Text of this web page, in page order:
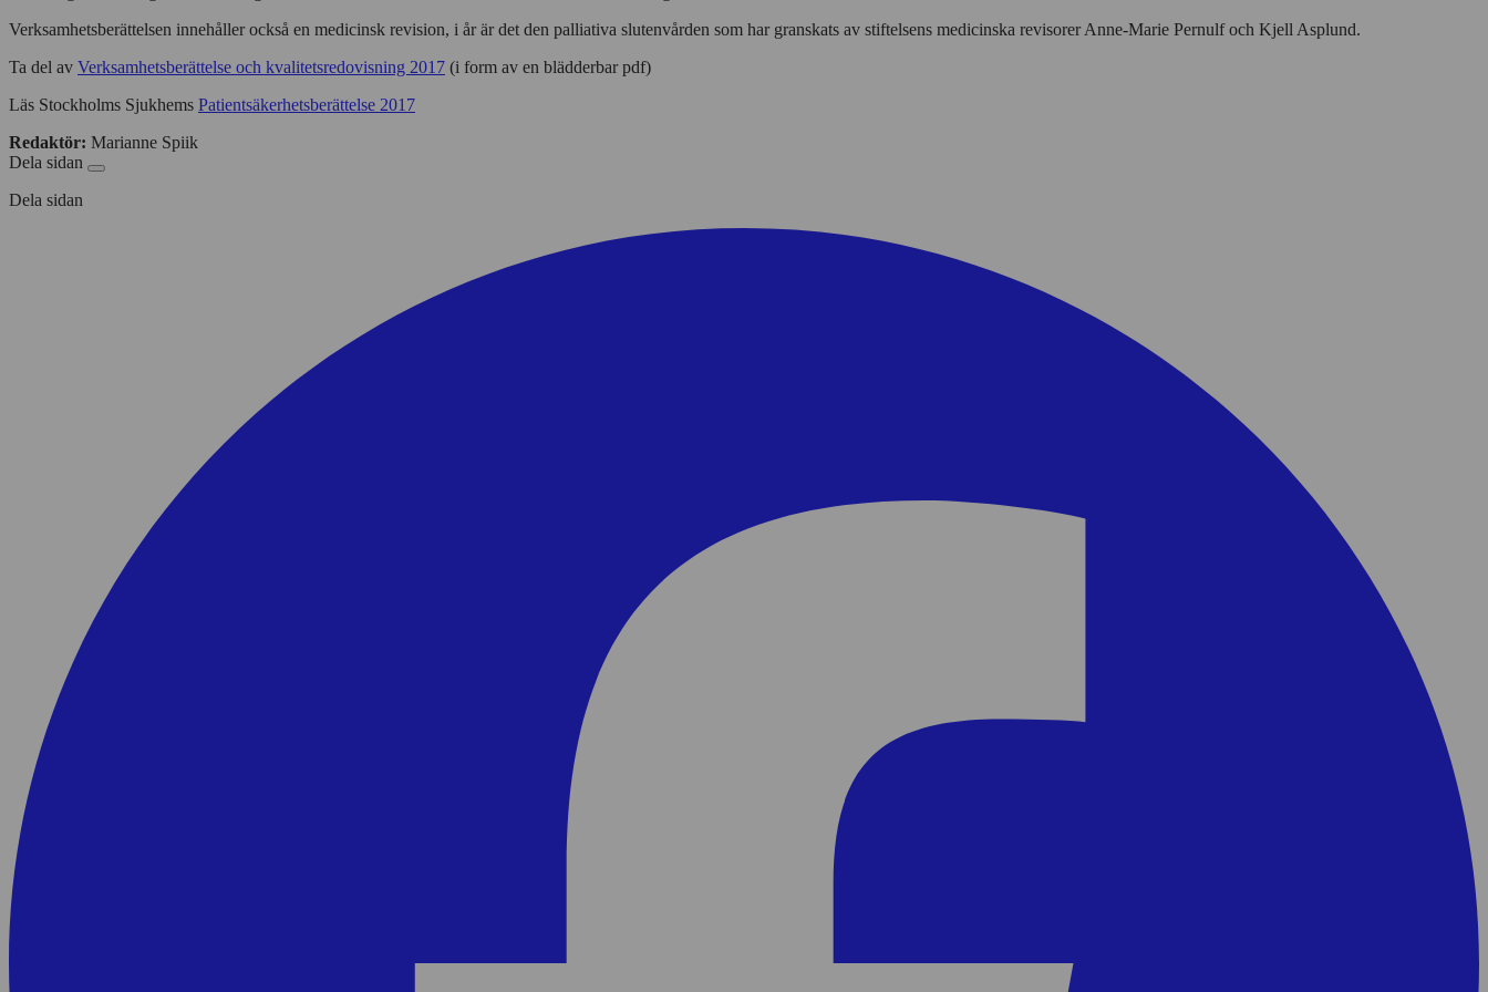
Verksamhetsberättelsen innehåller också en medicinsk revision, i år är det den palliativa slutenvården som har granskats av stiftelsens medicinska revisorer Anne-Marie Pernulf och Kjell Asplund.
Ta del av Verksamhetsberättelse och kvalitetsredovisning 2017 (i form av en blädderbar pdf)
Läs Stockholms Sjukhems Patientsäkerhetsberättelse 2017
Redaktör: Marianne Spiik
Dela sidan
Dela sidan